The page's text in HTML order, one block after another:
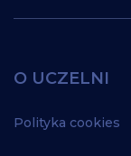
O UCZELNI
Polityka cookies